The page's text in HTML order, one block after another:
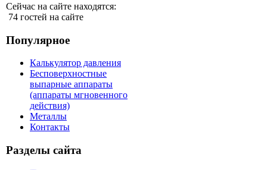
Сейчас на сайте находятся:
74 гостей на сайте
Популярное
Калькулятор давления
Бесповерхностные
выпарные аппараты
(аппараты мгновенного
действия)
Металлы
Контакты
Разделы сайта